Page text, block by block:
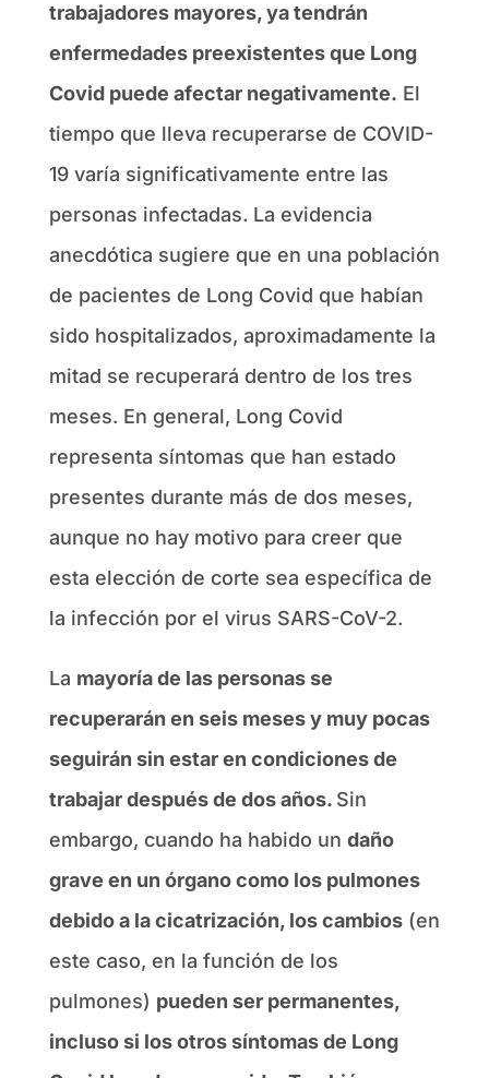
trabajadores mayores, ya tendrán
enfermedades preexistentes que Long
Covid puede afectar negativamente. El
tiempo que lleva recuperarse de COVID-
19 varía significativamente entre las
personas infectadas. La evidencia
anecdótica sugiere que en una población
de pacientes de Long Covid que habían
sido hospitalizados, aproximadamente la
mitad se recuperará dentro de los tres
meses. En general, Long Covid
representa síntomas que han estado
presentes durante más de dos meses,
aunque no hay motivo para creer que
esta elección de corte sea específica de
la infección por el virus SARS-CoV-2.
La mayoría de las personas se
recuperarán en seis meses y muy pocas
seguirán sin estar en condiciones de
trabajar después de dos años. Sin
embargo, cuando ha habido un daño
grave en un órgano como los pulmones
debido a la cicatrización, los cambios(en
este caso, en la función de los
pulmones) pueden ser permanentes,
incluso si los otros síntomas de Long